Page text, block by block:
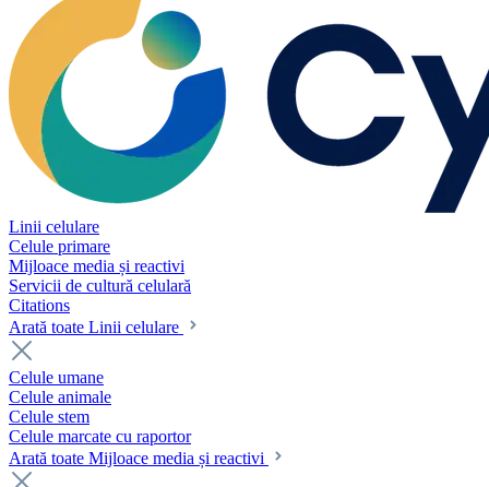
Linii celulare
Celule primare
Mijloace media și reactivi
Servicii de cultură celulară
Citations
Arată toate Linii celulare
Celule umane
Celule animale
Celule stem
Celule marcate cu raportor
Arată toate Mijloace media și reactivi